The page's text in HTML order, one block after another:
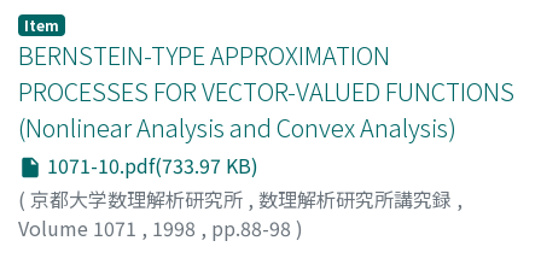
Item
BERNSTEIN-TYPE APPROXIMATION
PROCESSES FOR VECTOR-VALUED FUNCTIONS
(Nonlinear Analysis and Convex Analysis)
1071-10.pdf(733.97 KB)
( 京都大学数理解析研究所 , 数理解析研究所講究録 ,
Volume 1071 , 1998 , pp.88-98 )